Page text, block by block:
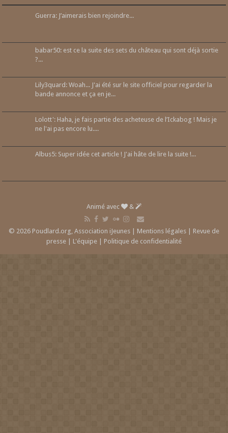
Guerra: J’aimerais bien rejoindre...
babar50: est ce la suite des sets du château qui sont déjà sortie
?...
Lily3quard: Woah... J'ai été sur le site officiel pour regarder la
bande annonce et ça en je...
Lolott': Haha, je fais partie des acheteuse de l’Ickabog ! Mais je
ne l'ai pas encore lu....
Albus5: Super idée cet article ! J'ai hâte de lire la suite !...
Animé avec &
© 2026 Poudlard.org, Association iJeunes | Mentions légales | Revue de
presse | L'équipe | Politique de confidentialité